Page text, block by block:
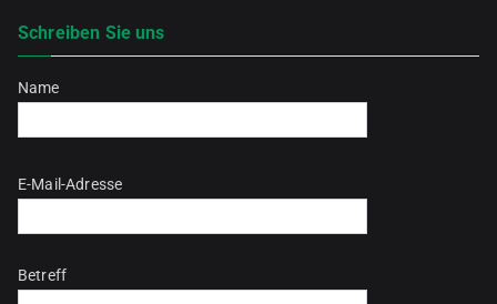
Schreiben Sie uns
Name
E-Mail-Adresse
Betreff